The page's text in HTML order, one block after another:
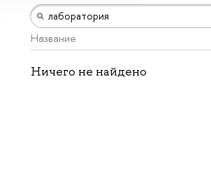
Название
Ничего не найдено